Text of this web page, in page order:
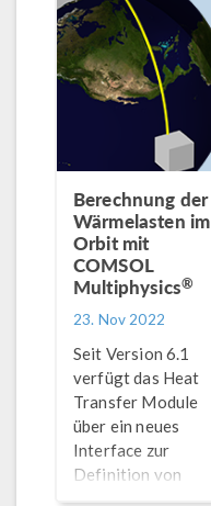
Berechnung der
Wärmelasten im
Orbit mit
COMSOL
Multiphysics®
23. Nov 2022
Seit Version 6.1
verfügt das Heat
Transfer Module
über ein neues
Interface zur
Definition von
Satellitenbahnen